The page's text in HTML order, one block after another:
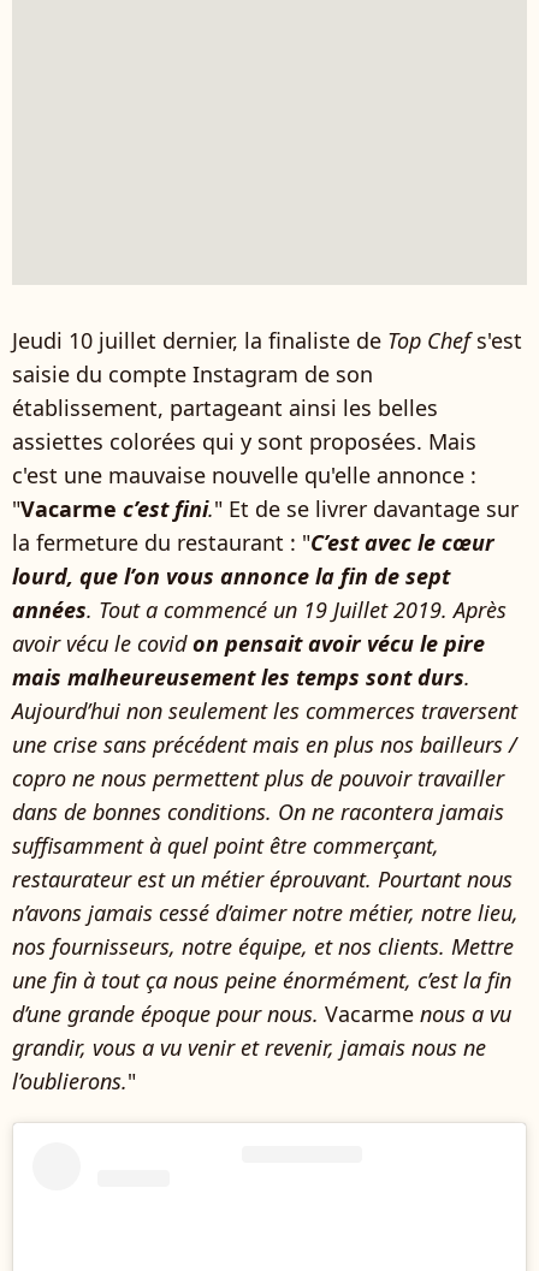
Jeudi 10 juillet dernier, la finaliste de Top Chefs'est
saisie du compte Instagram de son
établissement, partageant ainsi les belles
assiettes colorées qui y sont proposées. Mais
c'est une mauvaise nouvelle qu'elle annonce :
"Vacarme c’est fini." Et de se livrer davantage sur
la fermeture du restaurant : "C’est avec le cœur
lourd, que l’on vous annonce la fin de sept
années. Tout a commencé un 19 Juillet 2019. Après
avoir vécu le covidon pensait avoir vécu le pire
mais malheureusement les temps sont durs.
Aujourd’hui non seulement les commerces traversent
une crise sans précédent mais en plus nos bailleurs /
copro ne nous permettent plus de pouvoir travailler
dans de bonnes conditions. On ne racontera jamais
suffisamment à quel point être commerçant,
restaurateur est un métier éprouvant. Pourtant nous
n’avons jamais cessé d’aimer notre métier, notre lieu,
nos fournisseurs, notre équipe, et nos clients. Mettre
une fin à tout ça nous peine énormément, c’est la fin
d’une grande époque pour nous. Vacarme nous a vu
grandir, vous a vu venir et revenir, jamais nous ne
l’oublierons."